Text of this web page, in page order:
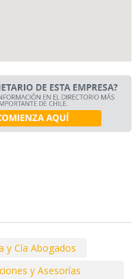
y Cía Abogados
y Asesorías